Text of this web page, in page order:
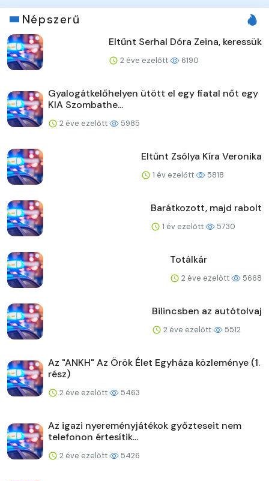
Népszerű
Eltűnt Serhal Dóra Zeina, keressük
2 éve ezelőtt 6190
Gyalogátkelőhelyen ütött el egy fiatal nőt egy
KIA Szombathe...
2 éve ezelőtt 5985
Eltűnt Zsólya Kíra Veronika
1 év ezelőtt 5818
Barátkozott, majd rabolt
1 év ezelőtt 5730
Totálkár
2 éve ezelőtt 5668
Bilincsben az autótolvaj
2 éve ezelőtt 5512
Az "ANKH" Az Örök Élet Egyháza közleménye (1.
rész)
2 éve ezelőtt 5463
Az igazi nyereményjátékok győzteseit nem
telefonon értesítik...
2 éve ezelőtt 5426